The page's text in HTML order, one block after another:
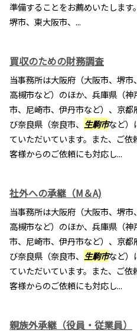
準備することをお薦めいたします
堺市、東大阪市、...
買収のための財務調査
当事務所は大阪府（大阪市、堺市
高槻市など）のほか、兵庫県（
市、尼崎市、伊丹市など）、京
び奈良県（奈良市、 生駒市など）
ていただいています。また、ご
客様からのご依頼にも対応し...
社外への承継（M＆A)
当事務所は大阪府（大阪市、堺市
高槻市など）のほか、兵庫県（
市、尼崎市、伊丹市など）、京
び奈良県（奈良市、 生駒市など）
ていただいています。また、ご
客様からのご依頼にも対応し...
親族外承継（役員・従業員）